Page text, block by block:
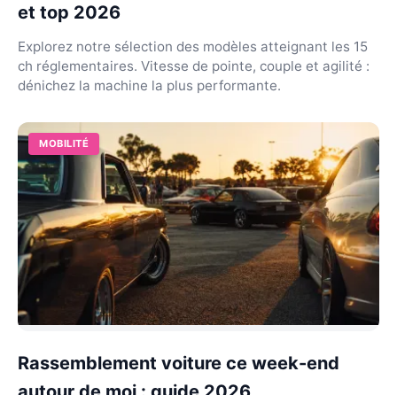
et top 2026
Explorez notre sélection des modèles atteignant les 15
ch réglementaires. Vitesse de pointe, couple et agilité :
dénichez la machine la plus performante.
MOBILITÉ
Rassemblement voiture ce week-end